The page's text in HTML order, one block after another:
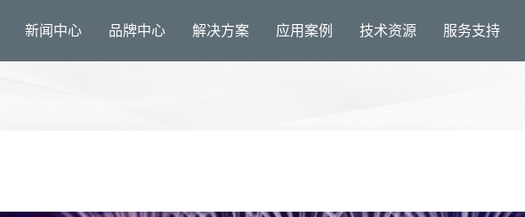
新闻中心 品牌中心 解决方案 应用案例 技术资源 服务支持